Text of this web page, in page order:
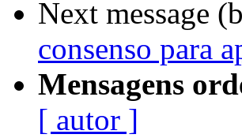
Next message
consenso para
Mensagens
[ autor ]